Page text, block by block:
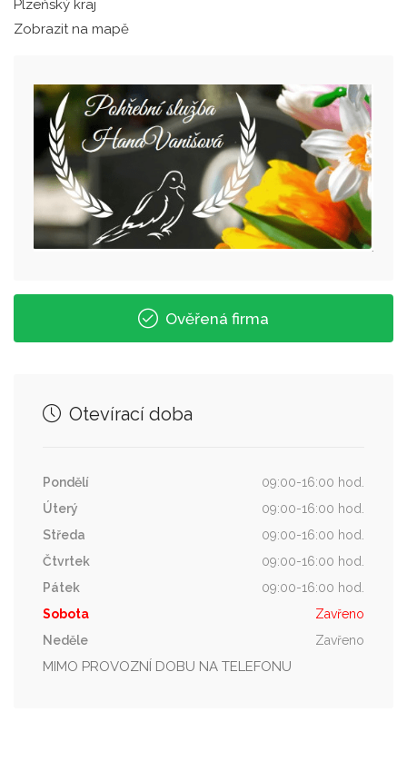
Plzeňský kraj
Zobrazit na mapě
Ověřená firma
Otevírací doba
Pondělí
09:00-16:00 hod.
Úterý
09:00-16:00 hod.
Středa
09:00-16:00 hod.
Čtvrtek
09:00-16:00 hod.
Pátek
09:00-16:00 hod.
Sobota
Zavřeno
Neděle
Zavřeno
MIMO PROVOZNÍ DOBU NA TELEFONU